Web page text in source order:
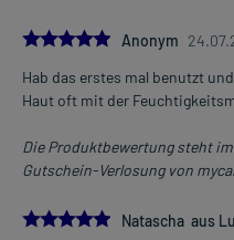
5.0Anonym
Hab das erstes mal benutzt
Haut oft mit der
Die Produktbewertung steht
Gutschein-Verlosung von
5.0
Natascha aus